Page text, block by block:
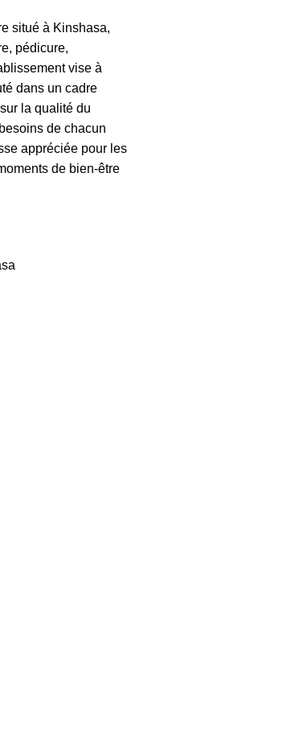
situé à Kinshasa,
pédicure,
vise à
dans un cadre
la qualité du
de chacun
appréciée pour les
de bien-être